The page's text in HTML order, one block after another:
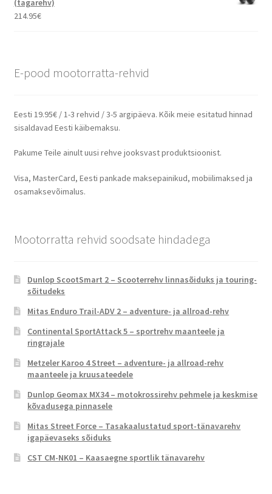
(tagarehv)
214.95€
E-pood mootorratta-rehvid
Eesti 19.95€ / 1-3 rehvid / 3-5 argipäeva. Kõik meie esitatud hinnad
sisaldavad Eesti käibemaksu.
Pakume Teile ainult uusi rehve jooksvast produktsioonist.
Visa, MasterCard, Eesti pankade maksepainikud, mobiilimaksed ja
osamaksevõimalus.
Mootorratta rehvid soodsate hindadega
Dunlop ScootSmart 2 – Scooterrehv linnasõiduks ja touring-
sõitudeks
Mitas Enduro Trail-ADV 2 – adventure- ja allroad-rehv
Continental SportAttack 5 – sportrehv maanteele ja
ringrajale
Metzeler Karoo 4 Street – adventure- ja allroad-rehv
maanteele ja kruusateedele
Dunlop Geomax MX34 – motokrossirehv pehmele ja keskmise
kõvadusega pinnasele
Mitas Street Force – Tasakaalustatud sport-tänavarehv
igapäevaseks sõiduks
CST CM-NK01 – Kaasaegne sportlik tänavarehv